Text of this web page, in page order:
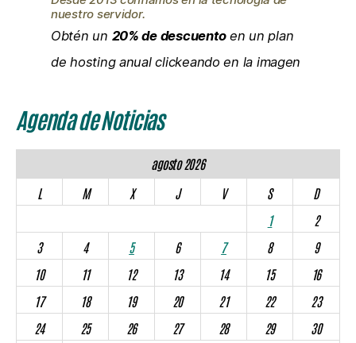
nuestro servidor.
Obtén un 20% de descuentoen un plan
de hosting anual clickeando en la imagen
Agenda de Noticias
agosto 2026
L
M X J V S
D
1
2
3
4 5 6 7 8
9
10
11 12 13 14 15
16
17
18 19 20 21 22
23
24
25 26 27 28 29
30